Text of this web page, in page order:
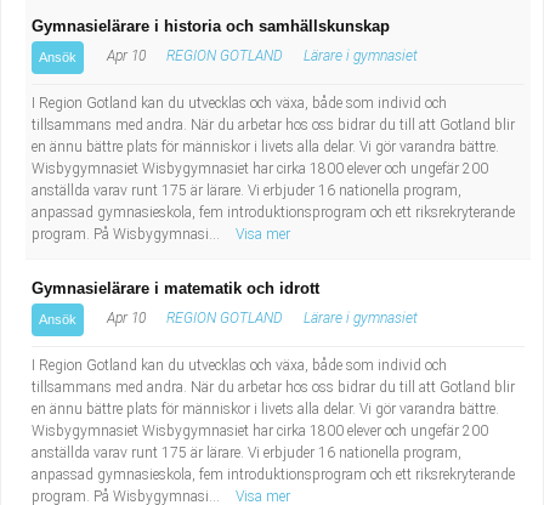
Gymnasielärare i historia och samhällskunskap
Ansök Apr 10 REGION GOTLAND Lärare i gymnasiet
I Region Gotland kan du utvecklas och växa, både som individ och
tillsammans med andra. När du arbetar hos oss bidrar du till att Gotland blir
en ännu bättre plats för människor i livets alla delar. Vi gör varandra bättre.
Wisbygymnasiet Wisbygymnasiet har cirka 1800 elever och ungefär 200
anställda varav runt 175 är lärare. Vi erbjuder 16 nationella program,
anpassad gymnasieskola, fem introduktionsprogram och ett riksrekryterande
program. På Wisbygymnasi...
Visa mer
Gymnasielärare i matematik och idrott
Ansök Apr 10 REGION GOTLAND Lärare i gymnasiet
I Region Gotland kan du utvecklas och växa, både som individ och
tillsammans med andra. När du arbetar hos oss bidrar du till att Gotland blir
en ännu bättre plats för människor i livets alla delar. Vi gör varandra bättre.
Wisbygymnasiet Wisbygymnasiet har cirka 1800 elever och ungefär 200
anställda varav runt 175 är lärare. Vi erbjuder 16 nationella program,
anpassad gymnasieskola, fem introduktionsprogram och ett riksrekryterande
program. På Wisbygymnasi...
Visa mer